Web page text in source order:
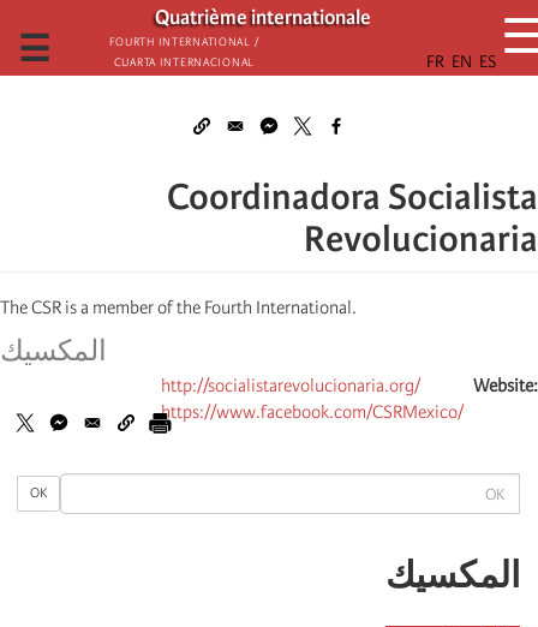
تجاوز
إلى
المحتوى
Quatrième internationale
Fourth International /
Cuarta Internacional
☰
OK
OK
المكسیك
Coordinadora Socialista
Revolucionaria
The CSR is a member of the Fourth International.
المكسیك
Website
http://socialistarevolucionaria.org/
https://www.facebook.com/CSRMexico/